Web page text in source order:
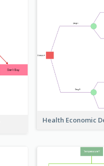
Health Economic